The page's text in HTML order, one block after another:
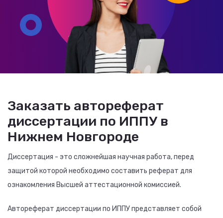
Заказать автореферат
диссертации по ИППУ в
Нижнем Новгороде
Диссертация - это сложнейшая научная работа, перед
защитой которой необходимо составить реферат для
ознакомления Высшей аттестационной комиссией.
Автореферат диссертации по ИППУ представляет собой